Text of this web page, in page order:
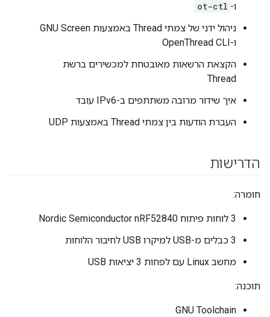
ו- ot-ctl
ניהול ידני של צמתי Thread באמצעות GNU Screen
ו-OpenThread CLI
הקצאת הרשאות מאובטחת למכשירים ברשת
Thread
איך שידור מרובה משתתפים ב-IPv6 עובד
העברת הודעות בין צמתי Thread באמצעות UDP
הדרישות
חומרה:
‫3 לוחות פיתוח Nordic Semiconductor nRF52840
‫3 כבלים מ-USB למיקרו USB לחיבור הלוחות
מחשב Linux עם לפחות 3 יציאות USB
תוכנה:
GNU Toolchain